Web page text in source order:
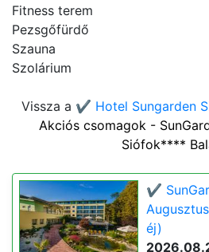
Fitness terem
Pezsgőfürdő
Szauna
Szolárium
Vissza a ✔️ Hotel Sungarden
Akciós csomagok -
Siófok****
✔️
éj)